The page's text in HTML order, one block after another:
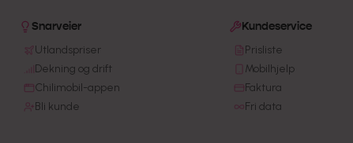
Snarveier
Utlandspriser
Dekning og drift
Chilimobil-appen
Bli kunde
Kundeservice
Prisliste
Mobilhjelp
Faktura
Fri data